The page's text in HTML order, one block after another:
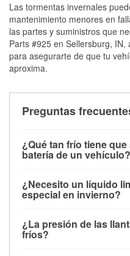
Las tormentas invernales
mantenimiento menores en
las partes y suministros que
Parts #925 en Sellersburg,
para asegurarte de que tu
aproxima.
Preguntas
¿Qué tan frío tiene
batería de un vehículo?
debajo de los 32 °F y
su potencia de arranque
arranque.
¿Necesito un líquido
especial en invierno?
la congelación y ayuda
derretida en la carretera
¿La presión de las
fríos?